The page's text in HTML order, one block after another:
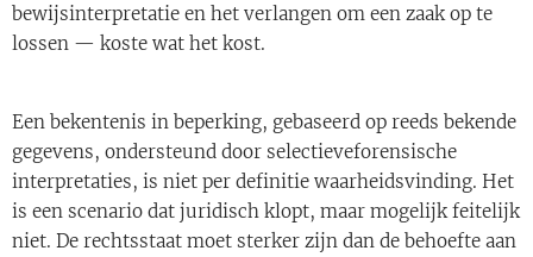
bewijsinterpretatie en het verlangen om een zaak op te
lossen — koste wat het kost.
Een bekentenis in beperking, gebaseerd op reeds bekende
gegevens, ondersteund door selectieveforensische
interpretaties, is niet per definitie waarheidsvinding. Het
is een scenario dat juridisch klopt, maar mogelijk feitelijk
niet. De rechtsstaat moet sterker zijn dan de behoefte aan